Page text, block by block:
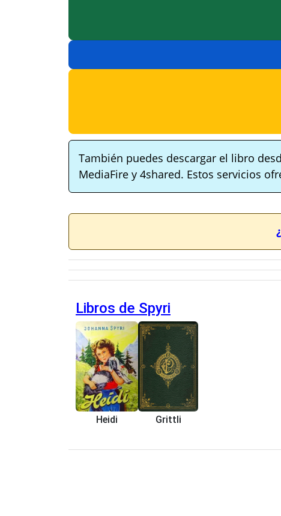
También puedes descargar el libro
MediaFire y 4shared. Estos servicios
Libros de Spyri
Heidi Grittli